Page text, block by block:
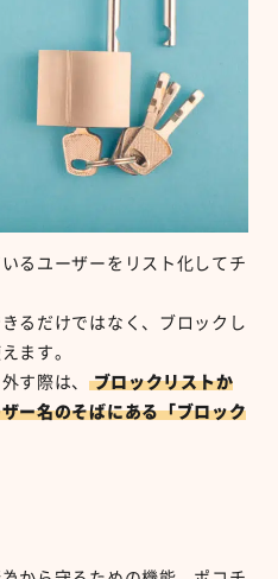
るユーザーをリスト化してチ
るだけではなく、ブロックし
ます。
す際は、 ブロックリストか
ー名のそばにある「ブロック